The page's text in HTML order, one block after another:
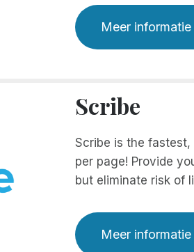
Meer
Scribe
Scribe is the
per page! Provide
but eliminate risk of
Meer